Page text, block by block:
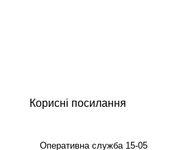
Корисні посилання
Оперативна служба 15-05